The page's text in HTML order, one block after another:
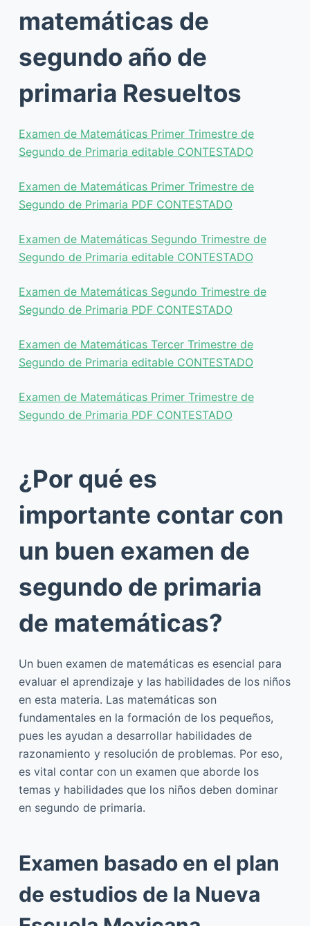
matemáticas de
segundo año de
primaria Resueltos
Examen de Matemáticas Primer Trimestre de
Segundo de Primaria editable CONTESTADO
Examen de Matemáticas Primer Trimestre de
Segundo de Primaria PDF CONTESTADO
Examen de Matemáticas Segundo Trimestre de
Segundo de Primaria editable CONTESTADO
Examen de Matemáticas Segundo Trimestre de
Segundo de Primaria PDF CONTESTADO
Examen de Matemáticas Tercer Trimestre de
Segundo de Primaria editable CONTESTADO
Examen de Matemáticas Primer Trimestre de
Segundo de Primaria PDF CONTESTADO
¿Por qué es
importante contar con
un buen examen de
segundo de primaria
de matemáticas?
Un buen examen de matemáticas es esencial para
evaluar el aprendizaje y las habilidades de los niños
en esta materia. Las matemáticas son
fundamentales en la formación de los pequeños,
pues les ayudan a desarrollar habilidades de
razonamiento y resolución de problemas. Por eso,
es vital contar con un examen que aborde los
temas y habilidades que los niños deben dominar
en segundo de primaria.
Examen basado en el plan
de estudios de la Nueva